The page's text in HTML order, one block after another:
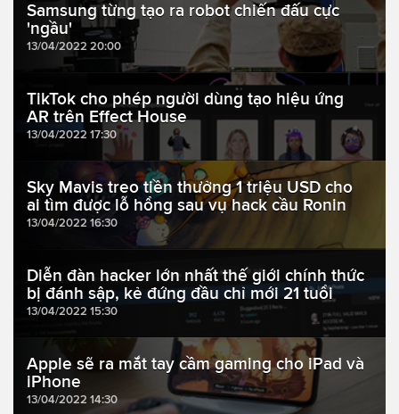
Samsung từng tạo ra robot chiến đấu cực
'ngầu'
13/04/2022 20:00
TikTok cho phép người dùng tạo hiệu ứng
AR trên Effect House
13/04/2022 17:30
Sky Mavis treo tiền thưởng 1 triệu USD cho
ai tìm được lỗ hổng sau vụ hack cầu Ronin
13/04/2022 16:30
Diễn đàn hacker lớn nhất thế giới chính thức
bị đánh sập, kẻ đứng đầu chỉ mới 21 tuổi
13/04/2022 15:30
Apple sẽ ra mắt tay cầm gaming cho iPad và
iPhone
13/04/2022 14:30